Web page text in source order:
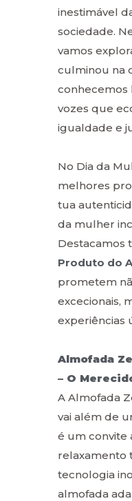
inestimável
sociedade.
vamos
culminou na
conhecemos
vozes que
igualdade e
No Dia da
melhores
tua
da mulher
Destacamos
Produto do
prometem
excecionais,
experiências
Almofada
– O
A Almofada
vai além de
é um convite
relaxamento
tecnologia
almofada